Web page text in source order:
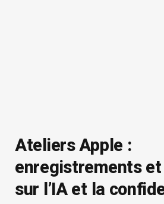
Ateliers Apple :
enregistrements
sur l’IA et la